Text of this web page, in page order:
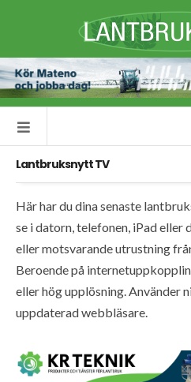
Lantbruksnytt TV
Här har du dina senaste
se i datorn, telefonen, iPad
eller motsvarande utrustning
Beroende på
eller hög upplösning. Använder
uppdaterad webbläsare.